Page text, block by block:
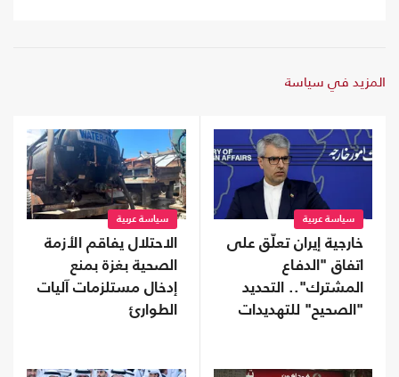
المزيد في سياسة
سياسة عربية
خارجية إيران تعلّق على
اتفاق "الدفاع
المشترك".. التحديد
"الصحيح" للتهديدات
سياسة عربية
الاحتلال يفاقم الأزمة
الصحية بغزة بمنع
إدخال مستلزمات آليات
الطوارئ